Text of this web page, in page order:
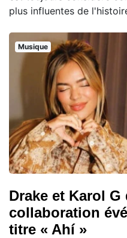
plus influentes de
Musique
Drake et Karol
collaboration
titre « Ahí »